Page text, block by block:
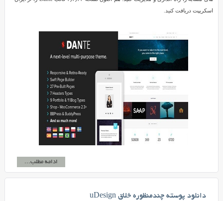
اسکریپت دریافت کنید.
ادامه مطلب...
دانلود پوسته چندمنظوره خلاق uDesign